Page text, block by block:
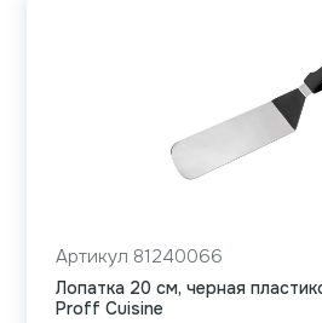
Артикул 81240066
Лопатка 20 см, черная
Proff Cuisine